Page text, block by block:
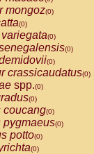
mongoz(0)
(0)
(0)
(0)
(0)
crassicaudatus(0)
spp.(0)
(0)
coucang(0)
pygmaeus(0)
potto(0)
(0)